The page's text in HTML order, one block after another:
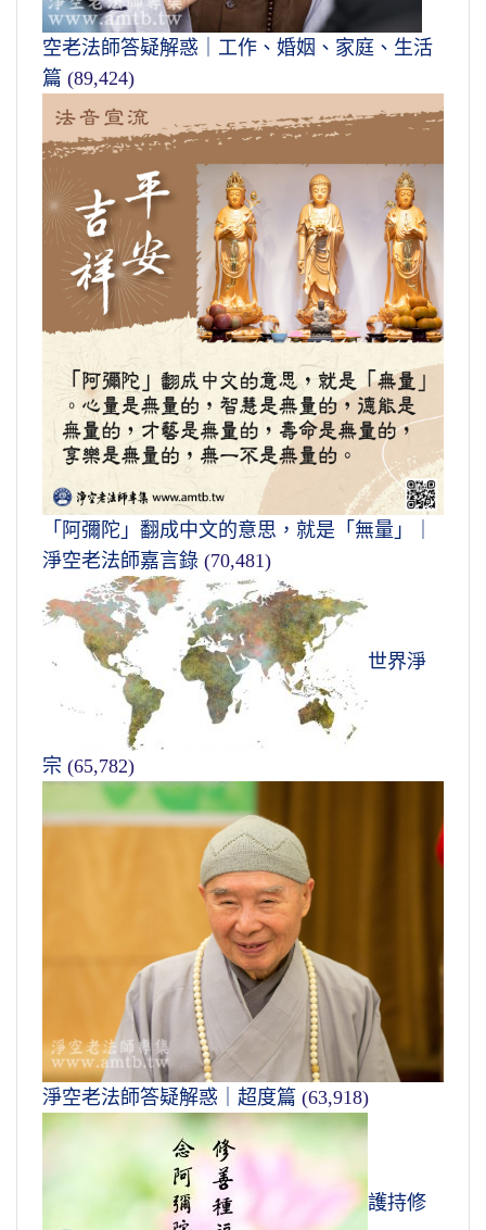
空老法師答疑解惑｜工作、婚姻、家庭、生活
篇 (89,424)
「阿彌陀」翻成中文的意思，就是「無量」｜
淨空老法師嘉言錄 (70,481)
世界淨
宗 (65,782)
淨空老法師答疑解惑｜超度篇 (63,918)
護持修